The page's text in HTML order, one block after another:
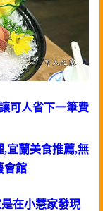
可人省下一筆費
在小慧家發現